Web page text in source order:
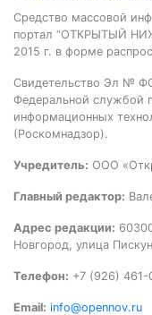
Средство массовой
портал “ОТКРЫТЫЙ
2015 г. в форме
Свидетельство Эл №
Федеральной службой
информационных
(Роскомнадзор).
Учредитель: ООО
Главный редактор:
Адрес редакции:
Новгород, улица
Телефон: +7 (926) 461-
Email: info@opennov.ru